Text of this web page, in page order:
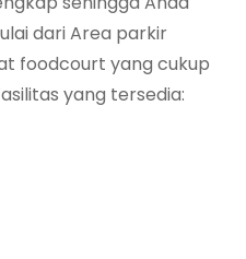
dari Area parkir
foodcourt yang cukup
yang tersedia: